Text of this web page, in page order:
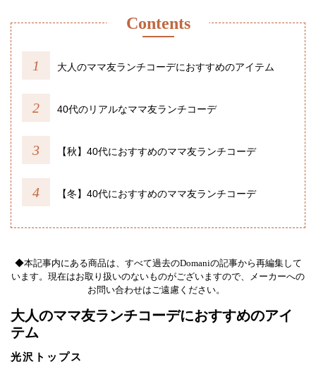
Contents
大人のママ友ランチコーデにおすすめのアイテム
40代のリアルなママ友ランチコーデ
【秋】40代におすすめのママ友ランチコーデ
【冬】40代におすすめのママ友ランチコーデ
◆本記事内にある商品は、すべて過去のDomaniの記事から再編集して
います。現在はお取り扱いのないものがございますので、メーカーへの
お問い合わせはご遠慮ください。
大人のママ友ランチコーデにおすすめのアイ
テム
光沢トップス